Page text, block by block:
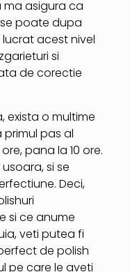
asigura ca
poate dupa
acest nivel
si
de corectie
exista o multime
pas al
pana la 10 ore.
si se
Deci,
si ce anume
veti putea fi
de polish
pe care le aveti